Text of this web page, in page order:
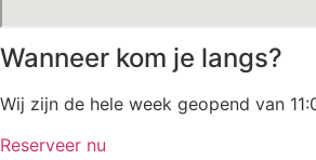
Wanneer kom je langs?
Wij zijn de hele week geopend van
Reserveer nu